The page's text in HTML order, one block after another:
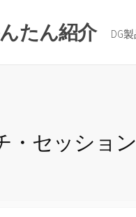
たん紹介 DG
・セッショ